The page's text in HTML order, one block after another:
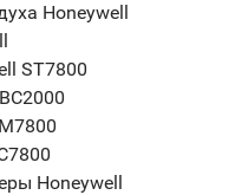
Honeywell
ST7800
Honeywell